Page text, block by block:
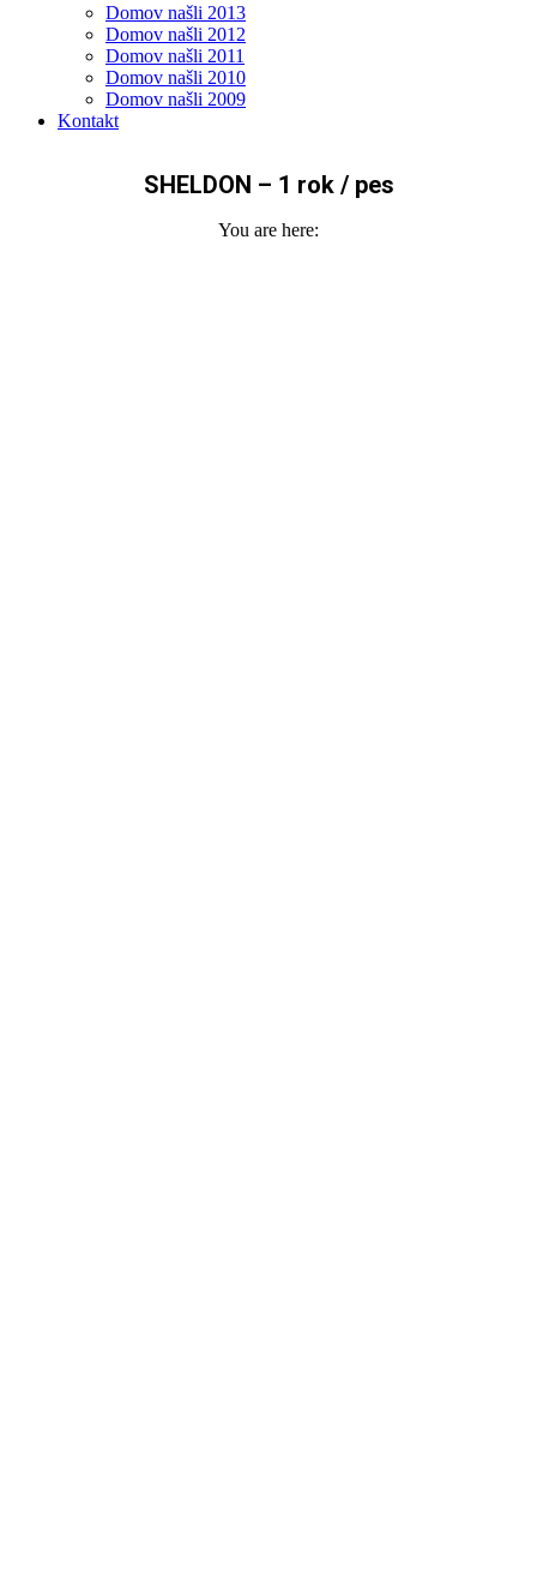
Domov našli 2013
Domov našli 2012
Domov našli 2011
Domov našli 2010
Domov našli 2009
Kontakt
SHELDON – 1 rok / pes
You are here: